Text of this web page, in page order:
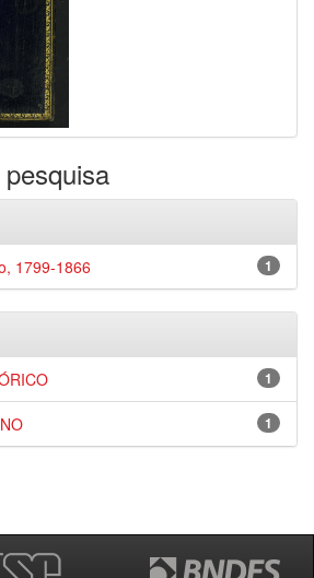
1
1799-1866
1
1